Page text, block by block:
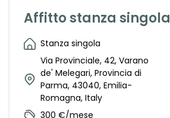
Affitto stanza singola
Stanza singola
Via Provinciale, 42, Varano
de' Melegari, Provincia di
Parma, 43040, Emilia-
Romagna, Italy
300 €/mese